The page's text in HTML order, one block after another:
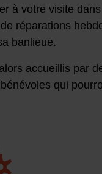
à votre visite
réparations
banlieue.
accueillis par
qui